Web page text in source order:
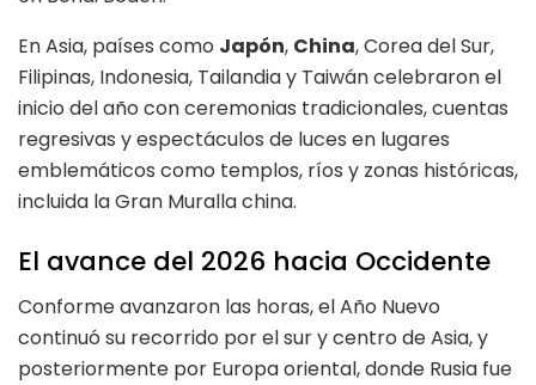
En Asia, países como Japón, China, Corea del Sur,
Filipinas, Indonesia, Tailandia y Taiwán celebraron el
inicio del año con ceremonias tradicionales, cuentas
regresivas y espectáculos de luces en lugares
emblemáticos como templos, ríos y zonas históricas,
incluida la Gran Muralla china.
El avance del 2026 hacia Occidente
Conforme avanzaron las horas, el Año Nuevo
continuó su recorrido por el sur y centro de Asia, y
posteriormente por Europa oriental, donde Rusia fue